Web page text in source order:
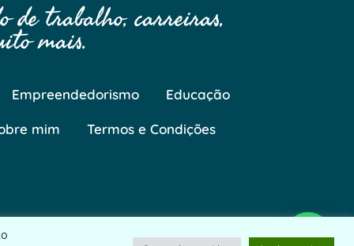
de trabalho, carreiras,
mais.
Empreendedorismo Educação
mim Termos e Condições